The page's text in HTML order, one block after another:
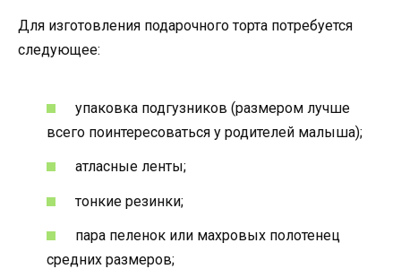
Для изготовления подарочного торта потребуется
следующее:
упаковка подгузников (размером лучше
всего поинтересоваться у родителей малыша);
атласные ленты;
тонкие резинки;
пара пеленок или махровых полотенец
средних размеров;